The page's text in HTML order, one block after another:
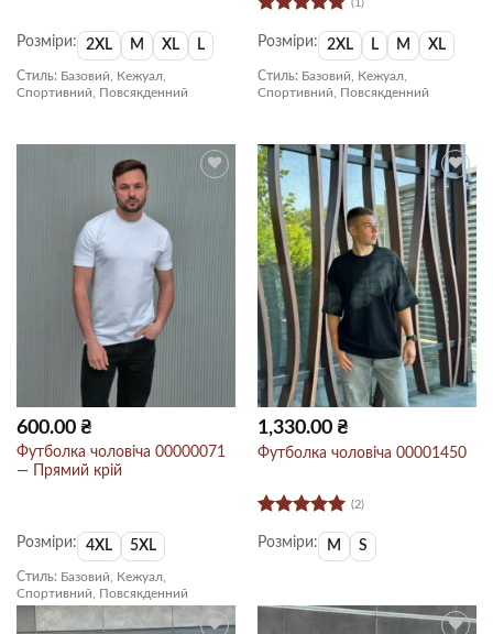
Розміри: 2XL M XL L
Стиль: Базовий, Кежуал,
Спортивний, Повсякденний
Оцінено в
5з 5
(1)
Розміри: 2XL L M XL
Стиль: Базовий, Кежуал,
Спортивний, Повсякденний
600.00 ₴
Футболка чоловіча 00000071
— Прямий крій
Розміри: 4XL 5XL
Стиль: Базовий, Кежуал,
Спортивний, Повсякденний
1,330.00 ₴
Футболка чоловіча 00001450
Оцінено в
5з 5
(2)
Розміри: M S